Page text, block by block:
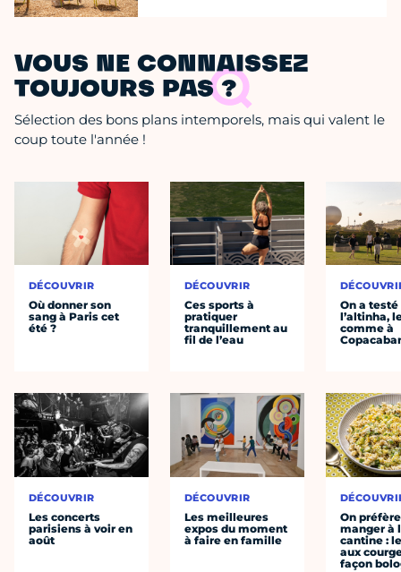
VOUS NE CONNAISSEZ
TOUJOURS PAS ?
Sélection des bons plans intemporels, mais qui valent le
coup toute l'année !
DÉCOUVRIR
Où donner son
sang à Paris cet
été ?
DÉCOUVRIR
Les concerts
parisiens à voir en
août
DÉCOUVRIR
Ces sports à
pratiquer
tranquillement au
fil de l’eau
DÉCOUVRIR
Les meilleures
expos du moment
à faire en famille
On a testé
l’altinha,
comme à
On préfère
manger à
cantine :
aux
façon